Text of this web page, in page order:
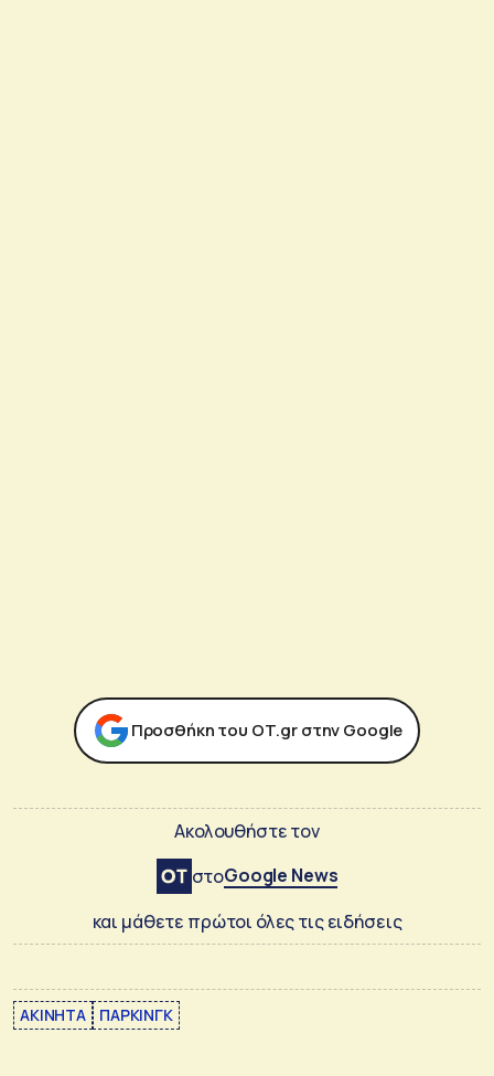
Προσθήκη του ΟΤ.gr στην Google
Ακολουθήστε τον
στοGoogle News
και μάθετε πρώτοι όλες τις ειδήσεις
ΑΚΙΝΗΤΑ ΠΑΡΚΙΝΓΚ